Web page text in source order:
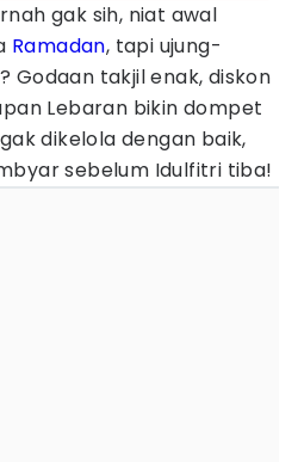
gak sih, niat awal
Ramadan, tapi ujung-
Godaan takjil enak, diskon
Lebaran bikin dompet
dikelola dengan baik,
sebelum Idulfitri tiba!